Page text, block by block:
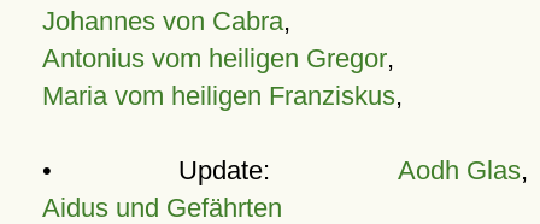
Johannes von Cabra,
Antonius vom heiligen Gregor,
Maria vom heiligen Franziskus,
• Update: Aodh Glas,
Aidus und Gefährten